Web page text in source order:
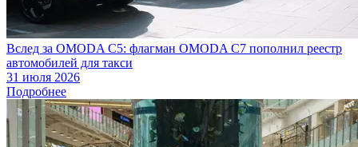
Вслед за OMODA C5: флагман OMODA C7 пополнил реестр
автомобилей для такси
31 июля 2026
Подробнее